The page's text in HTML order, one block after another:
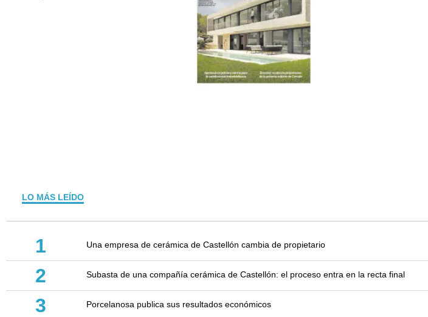
LO MÁS LEÍDO
1 Una empresa de cerámica de Castellón cambia de propietario
2 Subasta de una compañía cerámica de Castellón: el proceso entra en la recta final
3 Porcelanosa publica sus resultados económicos